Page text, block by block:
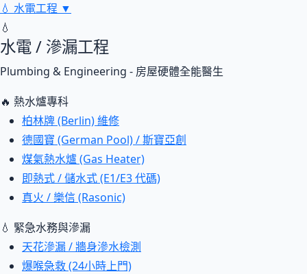
💧 水電工程 ▼
💧
水電 / 滲漏工程
Plumbing & Engineering - 房屋硬體全能醫生
🔥 熱水爐專科
柏林牌 (Berlin) 維修
德國寶 (German Pool) / 斯寶亞創
煤氣熱水爐 (Gas Heater)
即熱式 / 儲水式 (E1/E3 代碼)
真火 / 樂信 (Rasonic)
💧 緊急水務與滲漏
天花滲漏 / 牆身滲水檢測
爆喉急救 (24小時上門)